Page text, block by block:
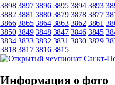
3898 3897 3896 3895 3894 3893
3882 3881 3880 3879 3878 3877
3866 3865 3864 3863 3862 3861
3850 3849 3848 3847 3846 3845
3834 3833 3832 3831 3830 3829
3818 3817 3816 3815
Информация о фото